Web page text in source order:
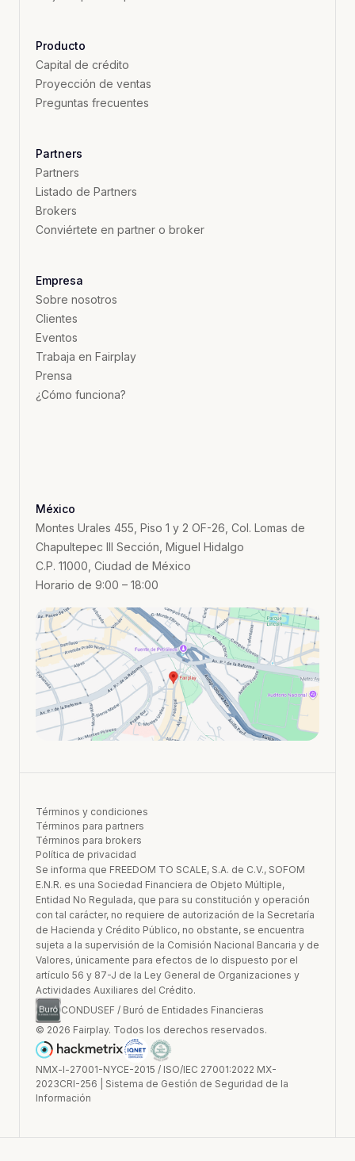
Producto
Capital de crédito
Proyección de ventas
Preguntas frecuentes
Partners
Partners
Listado de Partners
Brokers
Conviértete en partner o broker
Empresa
Sobre nosotros
Clientes
Eventos
Trabaja en Fairplay
Prensa
¿Cómo funciona?
México
Montes Urales 455, Piso 1 y 2 OF-26, Col. Lomas de
Chapultepec III Sección, Miguel Hidalgo
C.P. 11000, Ciudad de México
Horario de 9:00 – 18:00
Términos y condiciones
Términos para partners
Términos para brokers
Política de privacidad
Se informa que FREEDOM TO SCALE, S.A. de C.V., SOFOM
E.N.R. es una Sociedad Financiera de Objeto Múltiple,
Entidad No Regulada, que para su constitución y operación
con tal carácter, no requiere de autorización de la Secretaría
de Hacienda y Crédito Público, no obstante, se encuentra
sujeta a la supervisión de la Comisión Nacional Bancaria y de
Valores, únicamente para efectos de lo dispuesto por el
artículo 56 y 87-J de la Ley General de Organizaciones y
Actividades Auxiliares del Crédito.
CONDUSEF / Buró de Entidades Financieras
© 2026 Fairplay. Todos los derechos reservados.
NMX-l-27001-NYCE-2015 / ISO/IEC 27001:2022 MX-
2023CRI-256 | Sistema de Gestión de Seguridad de la
Información